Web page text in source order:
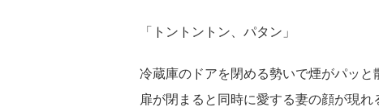
「トントントン、パタン」
冷蔵庫のドアを閉める勢いで煙がパッと
扉が閉まると同時に愛する妻の顔が現れ